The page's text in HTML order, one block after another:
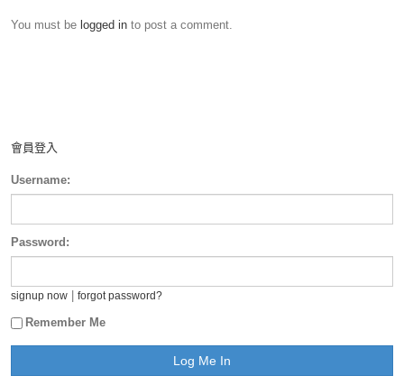
You must be logged in to post a comment.
會員登入
Username:
Password:
signup now forgot password?
Remember Me